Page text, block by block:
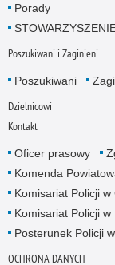
Porady
Poszukiwani i Zaginieni
Poszukiwani
Dzielnicowi
Kontakt
Oficer prasowy
Komenda
Komisariat Policji w
Komisariat Policji w
Posterunek Policji
OCHRONA DANYCH